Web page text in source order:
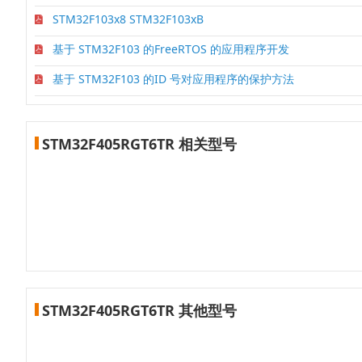
STM32F103x8 STM32F103xB
基于 STM32F103 的FreeRTOS 的应用程序开发
基于 STM32F103 的ID 号对应用程序的保护方法
STM32F405RGT6TR 相关型号
STM32F405RGT6TR 其他型号